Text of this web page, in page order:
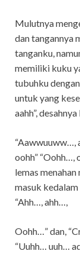
Mulutnya
dan tangannya
tanganku,
memiliki kuku
tubuhku
untuk yang
aahh”, desahnya
“Aawwuuww…,
oohh” “Oohh…,
lemas
masuk kedalam
“Ahh…, ahh…,
Oohh…” dan,
“Uuhh… uuh…